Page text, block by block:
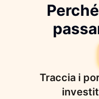
Traccia i